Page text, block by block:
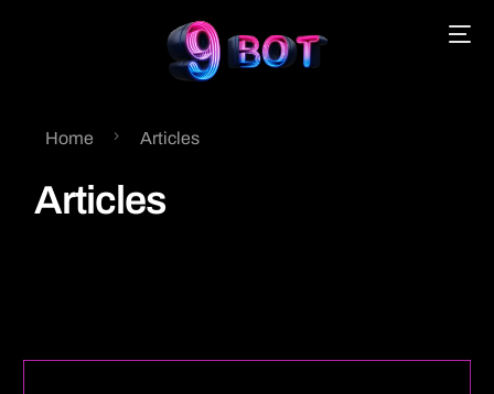
Home Articles
Articles